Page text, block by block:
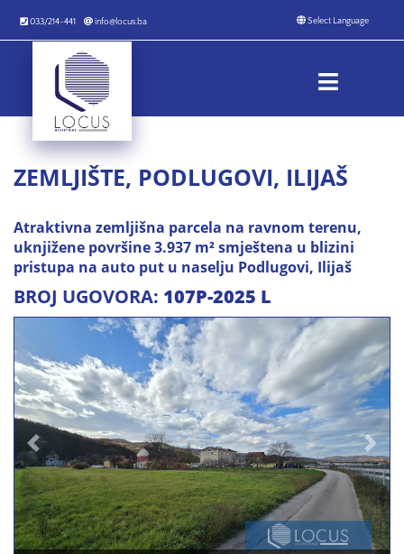
033/214-441 info@locus.ba
ZEMLJIŠTE, PODLUGOVI, ILIJAŠ
Atraktivna zemljišna parcela na ravnom terenu,
uknjižene površine 3.937 m² smještena u blizini
pristupa na auto put u naselju Podlugovi, Ilijaš
BROJ UGOVORA: 107P-2025 L
Previous Next